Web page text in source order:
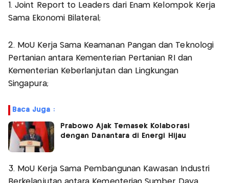
1. Joint Report to Leaders dari Enam Kelompok Kerja
Sama Ekonomi Bilateral;
2. MoU Kerja Sama Keamanan Pangan dan Teknologi
Pertanian antara Kementerian Pertanian RI dan
Kementerian Keberlanjutan dan Lingkungan
Singapura;
Baca Juga :
Prabowo Ajak Temasek Kolaborasi
dengan Danantara di Energi Hijau
3. MoU Kerja Sama Pembangunan Kawasan Industri